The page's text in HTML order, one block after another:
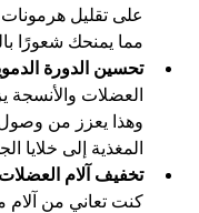
على تقليل
مما يمنحك شعورًا
تحسين الدورة
العضلات والأنسجة
وهذا يعزز من وصول
المغذية إلى خلايا
تخفيف آلام
كنت تعاني من آلام